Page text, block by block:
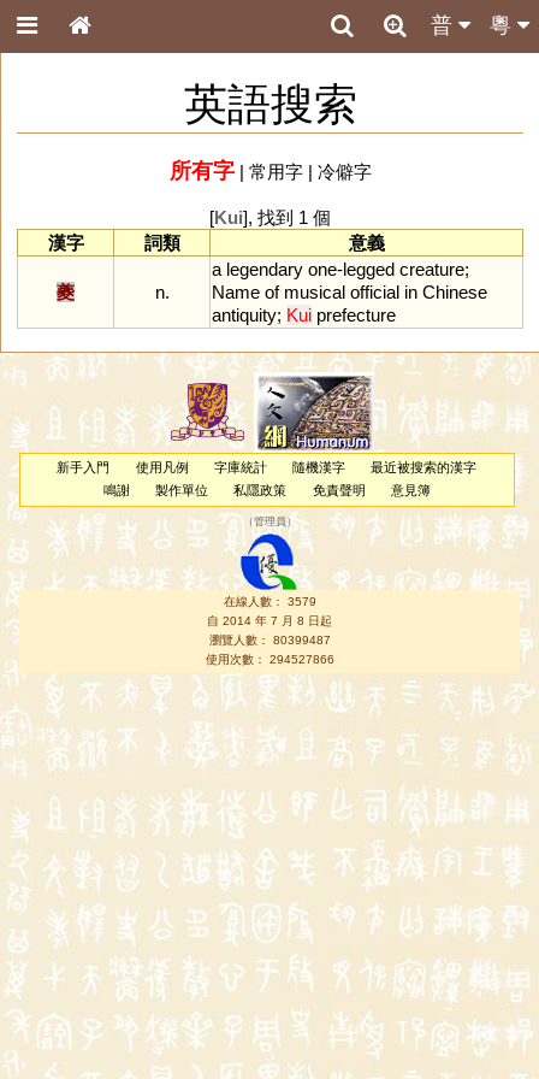
粵
普
英語搜索
所有字| 常用字| 冷僻字
[Kui], 找到 1 個
漢字
詞類 意義
夔 n.
a legendary one-legged creature;
Name of musical official in Chinese
antiquity; Kui prefecture
新手入門 使用凡例 字庫統計 隨機漢字
最近被搜索的漢字
鳴謝
製作單位 私隱政策 免責聲明 意見簿
（管理員 ）
在線人數： 3579
自 2014 年 7 月 8 日起
瀏覽人數： 80399487
使用次數： 294527866